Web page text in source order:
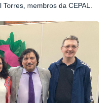
membros da CEPAL.